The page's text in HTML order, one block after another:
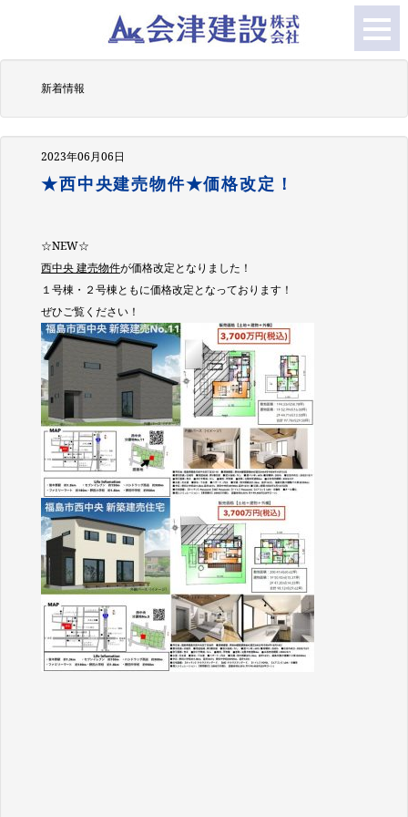
新着情報
2023年06月06日
★西中央建売物件★価格改定！
☆NEW☆
西中央 建売物件が価格改定となりました！
１号棟・２号棟ともに価格改定となっております！
ぜひご覧ください！